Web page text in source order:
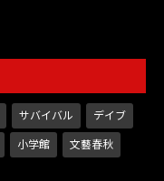
サバイバル デイブ
小学館 文藝春秋